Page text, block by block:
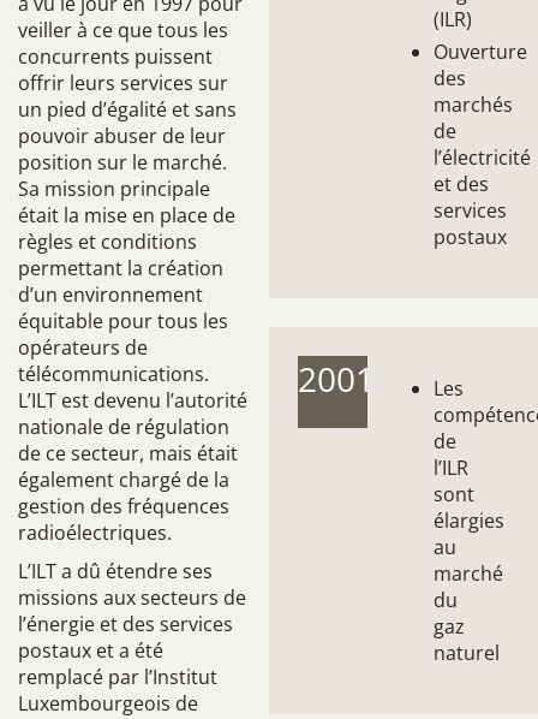
veiller à ce que tous les
concurrents puissent
offrir leurs services sur
un pied d’égalité et sans
pouvoir abuser de leur
position sur le marché.
Sa mission principale
était la mise en place de
règles et conditions
permettant la création
d’un environnement
équitable pour tous les
opérateurs de
télécommunications.
L’ILT est devenu l’autorité
nationale de régulation
de ce secteur, mais était
également chargé de la
gestion des fréquences
radioélectriques.
L’ILT a dû étendre ses
missions aux secteurs de
l’énergie et des services
postaux et a été
remplacé par l’Institut
Luxembourgeois de
(ILR)
Ouverture
des
marchés
de
l’électricité
et des
services
postaux
2001
Les
de
l’ILR
sont
élargies
au
marché
du
gaz
naturel